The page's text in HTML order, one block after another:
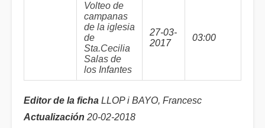
Volteo de
campanas
de la iglesia
de
Sta.Cecilia
Salas de
los Infantes
27-03-
2017
03:00
Editor de la ficha LLOP i BAYO, Francesc
Actualización 20-02-2018